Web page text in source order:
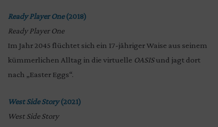
Ready Player One(2018)
Ready Player One
Im Jahr 2045 flüchtet sich ein 17-jähriger Waise aus seinem
kümmerlichen Alltag in die virtuelle OASISund jagt dort
nach „Easter Eggs“.
West Side Story(2021)
West Side Story